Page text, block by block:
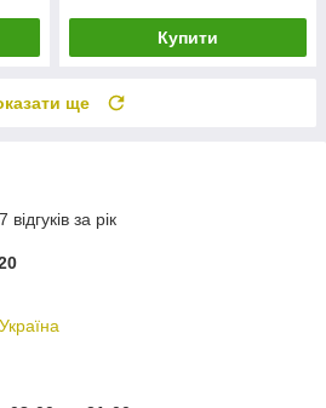
Купити
ще
за рік